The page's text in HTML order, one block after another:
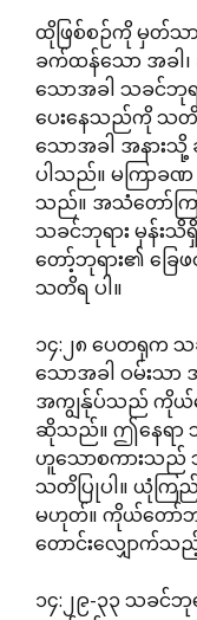
ထိုဖြစ်စဉ်ကို မှတ်သာ
ခက်ထန်သော အခါ
သောအခါ သခင်ဘု
ပေးနေသည်ကို သတိ
သောအခါ အနား
ပါသည်။ မကြာခ
သည်။ အသံတော်က
သခင်ဘုရား မှန်း
တော့်ဘုရား၏ ခြ
သတိရ ပါ။
၁၄:၂၈ ပေတရုက
သောအခါ ဝမ်းသ
အကျွန်ုပ်သည် ကိုယ်
ဆိုသည်။ ဤနေရာ
ဟူသောစကားသ
သတိပြုပါ။ ယုံက
မဟုတ်။ ကိုယ်တော်
တောင်းလျှောက်
၁၄:၂၉-၃၃ သခင်